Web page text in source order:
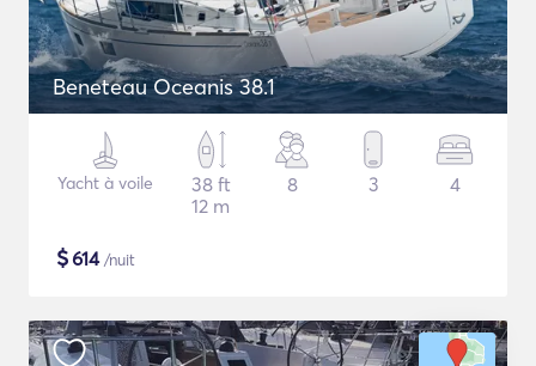
Beneteau Oceanis 38.1
Yacht à voile
38 ft
12 m
8 3 4
$614/nuit